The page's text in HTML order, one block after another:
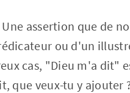
assertion que de
ou d'un
cas, "Dieu m'a dit"
que veux-tu y ajouter